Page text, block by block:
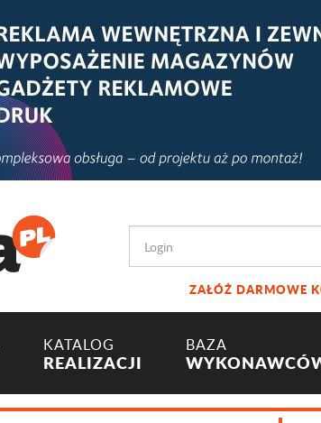
ZAŁÓŻ DARMOWE
KATALOG
REALIZACJI
BAZA